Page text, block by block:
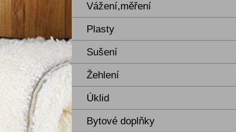
Vážení,měření
Plasty
Sušení
Žehlení
Úklid
Bytové doplňky